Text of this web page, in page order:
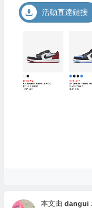
活動直達鏈接
本文由 dangui